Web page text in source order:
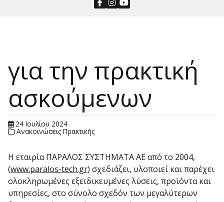
για την πρακτική
ασκούμενων
24 Ιουλίου 2024
Ανακοινώσεις Πρακτικής
Η εταιρία ΠΑΡΑΛΟΣ ΣΥΣΤΗΜΑΤΑ ΑΕ από το 2004,
(www.paralos-tech.gr) σχεδιάζει, υλοποιεί και παρέχει
ολοκληρωμένες εξειδικευμένες λύσεις, προϊόντα και
υπηρεσίες, στο σύνολο σχεδόν των μεγαλύτερων